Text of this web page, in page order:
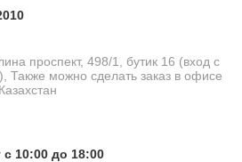
проспект, 498/1, бутик 16 (вход с
Также можно сделать заказ в офисе
с 10:00 до 18:00